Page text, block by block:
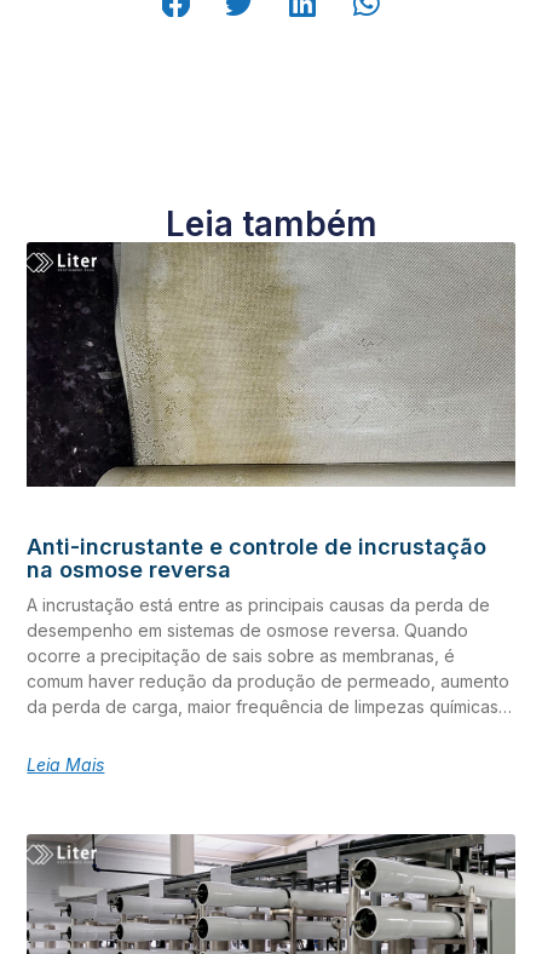
Leia também
Anti-incrustante e controle de incrustação
na osmose reversa
A incrustação está entre as principais causas da perda de
desempenho em sistemas de osmose reversa. Quando
ocorre a precipitação de sais sobre as membranas, é
comum haver redução da produção de permeado, aumento
da perda de carga, maior frequência de limpezas químicas e
sistemas de osmose reversa é uma ferramenta fundamental
operação. No entanto, seu desempenho depende de uma
estratégia integrada, que considere a qualidade da água de
alimentação, a dosagem correta, o controle do pH, o
monitoramento contínuo e a recuperação do sistema. Neste
artigo, você vai entender como o anti-incrustante atua, quais
Leia Mais